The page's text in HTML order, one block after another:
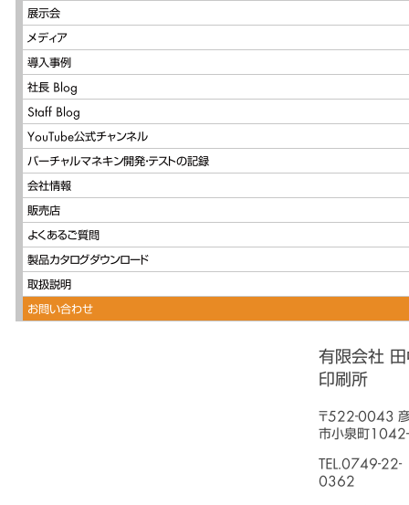
展示会
メディア
導入事例
社長 Blog
Staff Blog
YouTube公式チャンネル
バーチャルマネキン開発・テストの記録
会社情報
販売店
よくあるご質問
製品カタログダウンロード
取扱説明
お問い合わせ
有限会社 田
印刷所
〒522-0043
市小泉町
TEL.0749-22-
0362